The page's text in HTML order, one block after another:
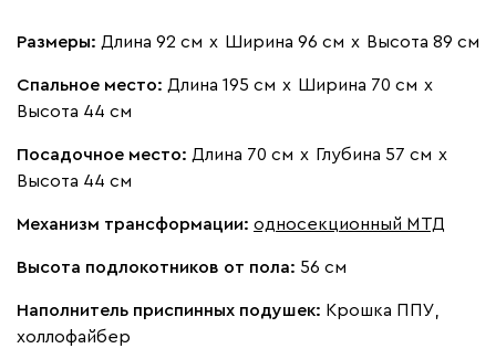
000 490 795 910
Геста 328 080
Размеры: Длина 92 см х Ширина 96 см х Высота 89 см
Спальное место: Длина 195 см х Ширина 70 см х
Высота 44 см
Посадочное место: Длина 70 см х Глубина 57 см х
Высота 44 см
Механизм трансформации: односекционный МТД
Высота подлокотников от пола: 56 см
Наполнитель приспинных подушек: Крошка ППУ,
холлофайбер